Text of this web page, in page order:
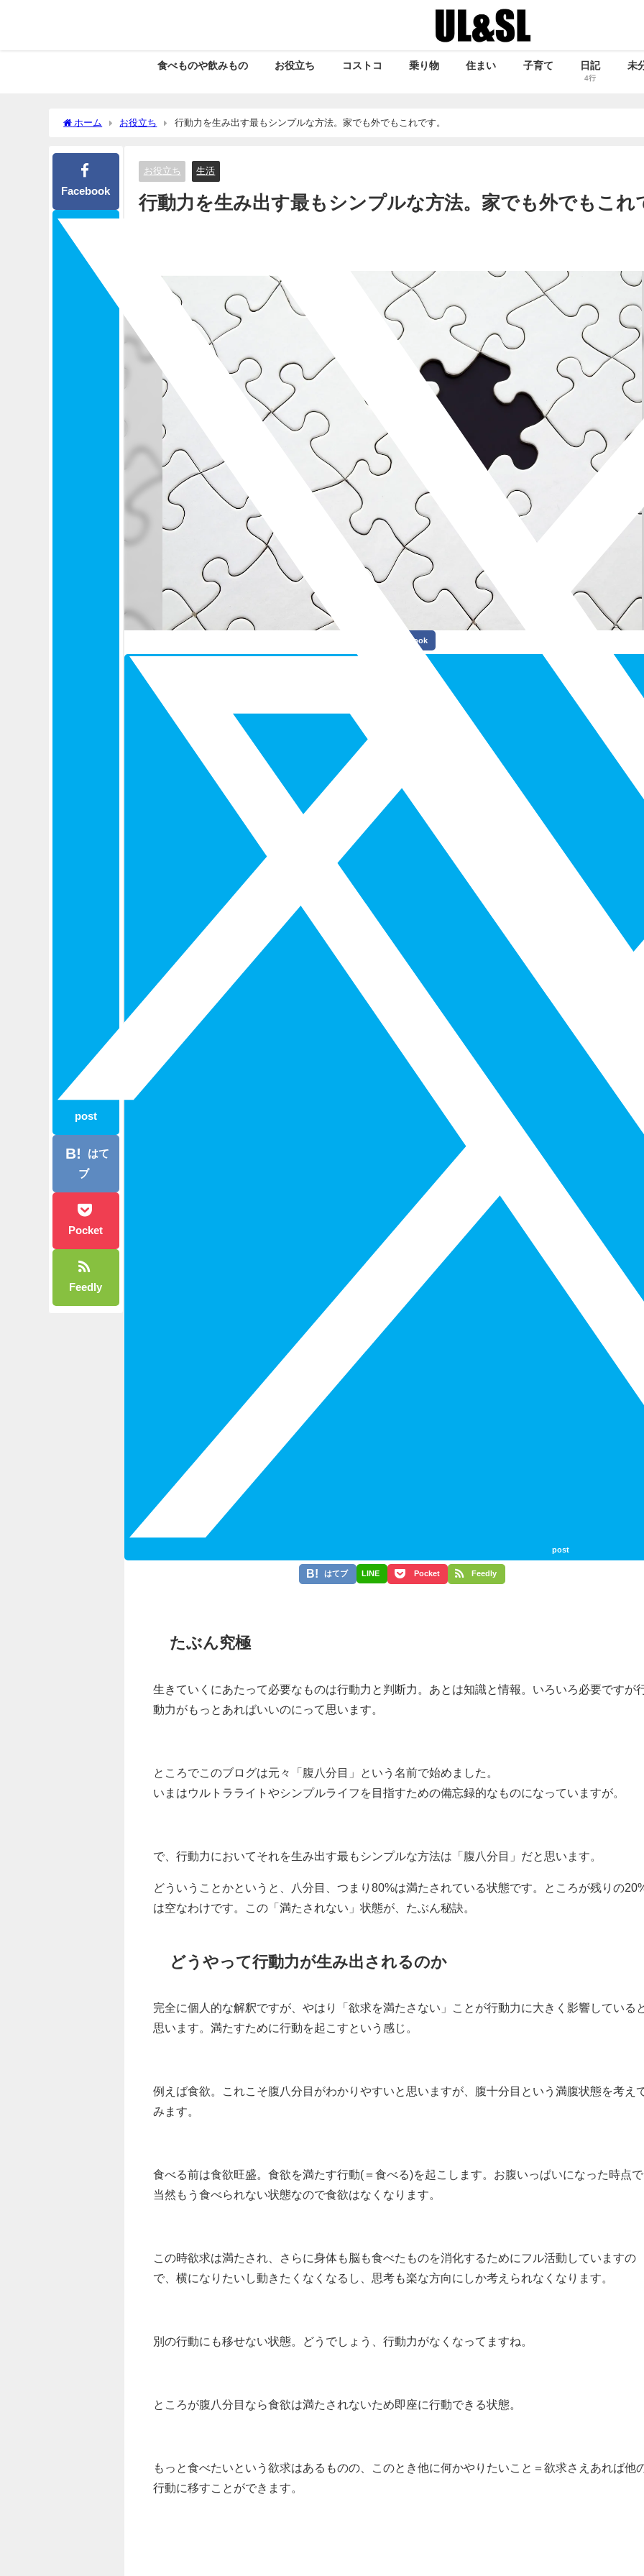
食べものや飲みもの お役立ち コストコ 乗り物 住まい 子育て 日記
4行
未
ホーム お役立ち 行動力を生み出す最もシンプルな方法。家でも外でもこれです。
Facebook
post
はて
ブ
Pocket
Feedly
お役立ち 生活
行動力を生み出す最もシンプルな方法。家でも外でもこれ
Facebook
post
はてブ LINE Pocket Feedly
たぶん究極
生きていくにあたって必要なものは行動力と判断力。あとは知識と情報。いろいろ必要ですが
動力がもっとあればいいのにって思います。
ところでこのブログは元々「腹八分目」という名前で始めました。
いまはウルトラライトやシンプルライフを目指すための備忘録的なものになっていますが。
で、行動力においてそれを生み出す最もシンプルな方法は 「腹八分目」 だと思います。
どういうことかというと、八分目、つまり80%は満たされている状態です。ところが残りの
は空なわけです。この 「満たされない」状態が、たぶん秘訣。
どうやって行動力が生み出されるのか
完全に個人的な解釈ですが、やはり「欲求を満たさない」ことが行動力に大きく影響している
思います。満たすために行動を起こすという感じ。
例えば食欲。これこそ腹八分目がわかりやすいと思いますが、腹十分目という満腹状態を考え
みます。
食べる前は食欲旺盛。食欲を満たす行動(＝食べる)を起こします。お腹いっぱいになった時点で
当然もう食べられない状態なので食欲はなくなります。
この時欲求は満たされ、さらに身体も脳も食べたものを消化するためにフル活動していますの
で、横になりたいし動きたくなくなるし、思考も楽な方向にしか考えられなくなります。
別の行動にも移せない状態。どうでしょう、行動力がなくなってますね。
ところが腹八分目なら食欲は満たされないため即座に行動できる状態。
もっと食べたいという欲求はあるものの、このとき他に何かやりたいこと＝欲求さえあれば他
行動に移すことができます。